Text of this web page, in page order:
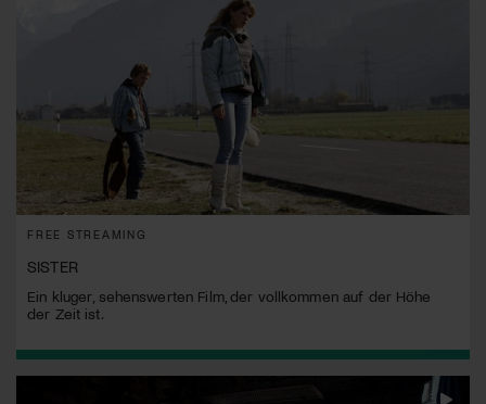
FREE STREAMING
SISTER
Ein kluger, sehenswerten Film, der vollkommen auf der Höhe
der Zeit ist.